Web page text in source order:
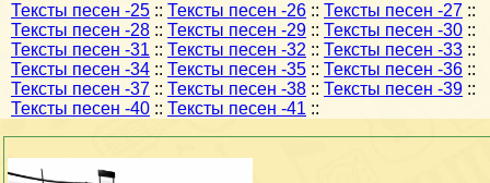
Тексты песен -25 :: Тексты песен -26 :: Тексты песен -27 ::
Тексты песен -28 :: Тексты песен -29 :: Тексты песен -30 ::
Тексты песен -31 :: Тексты песен -32 :: Тексты песен -33 ::
Тексты песен -34 :: Тексты песен -35 :: Тексты песен -36 ::
Тексты песен -37 :: Тексты песен -38 :: Тексты песен -39 ::
Тексты песен -40 :: Тексты песен -41 ::